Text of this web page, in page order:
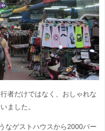
者だけではなく、おしゃれな
ました。
なゲストハウスから2000バー